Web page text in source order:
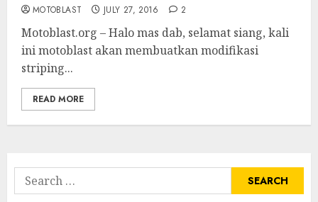
MOTOBLAST JULY 27, 2016 2
Motoblast.org – Halo mas dab, selamat siang, kali
ini motoblast akan membuatkan modifikasi
striping...
READ MORE
Search
for: